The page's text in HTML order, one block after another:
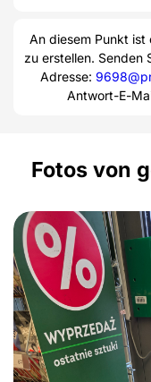
An diesem Punkt ist
zu erstellen. Senden
Adresse:
Antwort-E-
Fotos von